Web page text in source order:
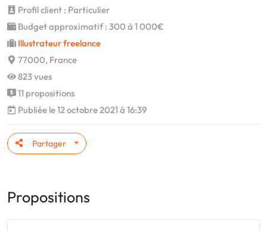
Profil client : Particulier
Budget approximatif : 300 à 1 000€
Illustrateur freelance
77000, France
823 vues
11 propositions
Publiée le 12 octobre 2021 à 16:39
Partager
Propositions